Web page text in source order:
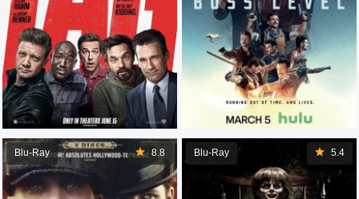
5.4
Blu-Ray
8.8
Blu-Ray